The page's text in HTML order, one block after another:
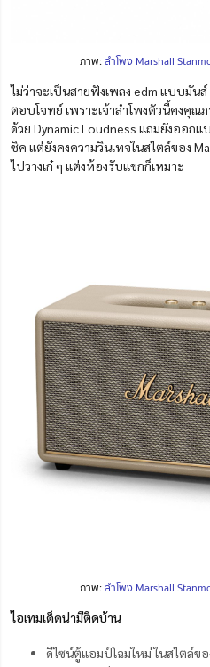
ภาพ:ลำโพง Marshall
ไม่ว่าจะเป็นสายฟังเพลง edm แบบมัน
ตอบโจทย์ เพราะเจ้าลำโพงตัวนี้คงคุณ
ด้วย Dynamic Loudness แถมยังออก
ชิค แต่ยังคงความวินเทจในสไตล์ของ
ไปวางเก๋ ๆ แต่งห้องรับแขกก็เหมาะ
ภาพ:ลำโพง Marshall
ไอเทมเด็ดน่ามีติดบ้าน
ดีไซน์ตู้แอมป์โฉมใหม่ ในสไตล์ขอ